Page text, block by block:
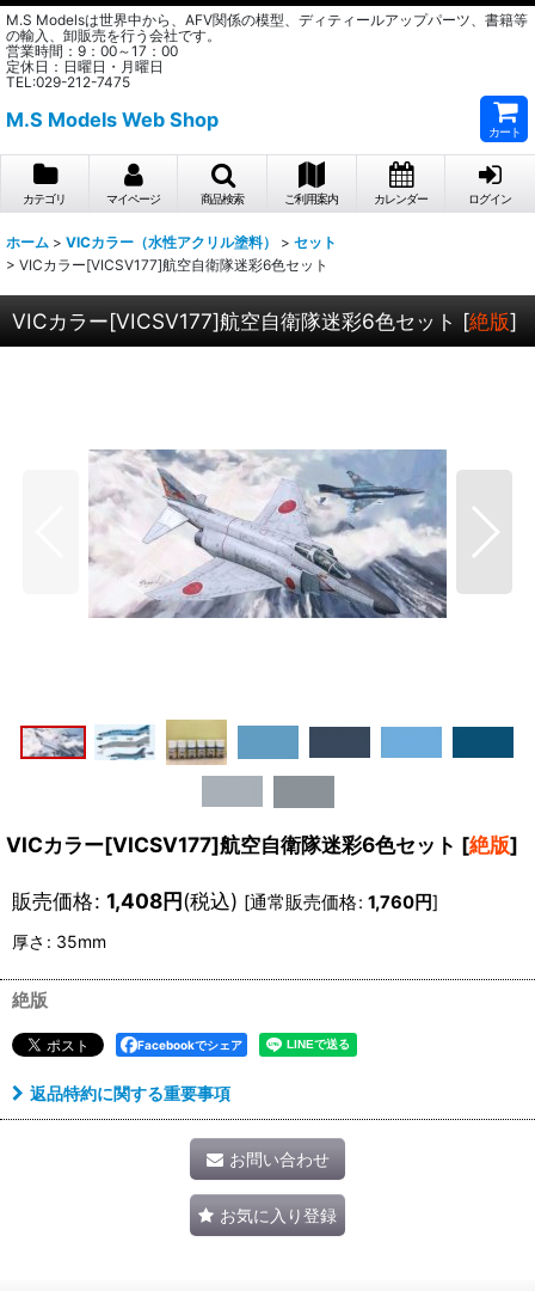
M.S Modelsは世界中から、AFV関係の模型、ディティールアップパーツ、書籍等
の輸入、卸販売を行う会社です。
営業時間：9：00～17：00
定休日：日曜日・月曜日
TEL:029-212-7475
M.S Models Web Shop
カート
カテゴリ マイページ 商品検索 ご利用案内 カレンダー ログイン
ホーム > VICカラー（水性アクリル塗料） > セット
> VICカラー[VICSV177]航空自衛隊迷彩6色セット
VICカラー[VICSV177]航空自衛隊迷彩6色セット [絶版]
VICカラー[VICSV177]航空自衛隊迷彩6色セット [絶版]
販売価格: 1,408円(税込) [通常販売価格: 1,760円]
厚さ : 35mm
絶版
Facebookでシェア
返品特約に関する重要事項
お問い合わせ
お気に入り登録